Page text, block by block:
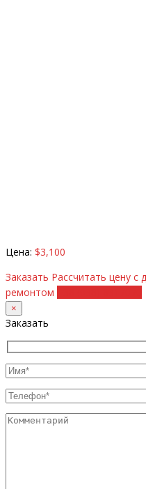
Цена: $3,100
Заказать Рассчитать цену с
ремонтом
×
Заказать